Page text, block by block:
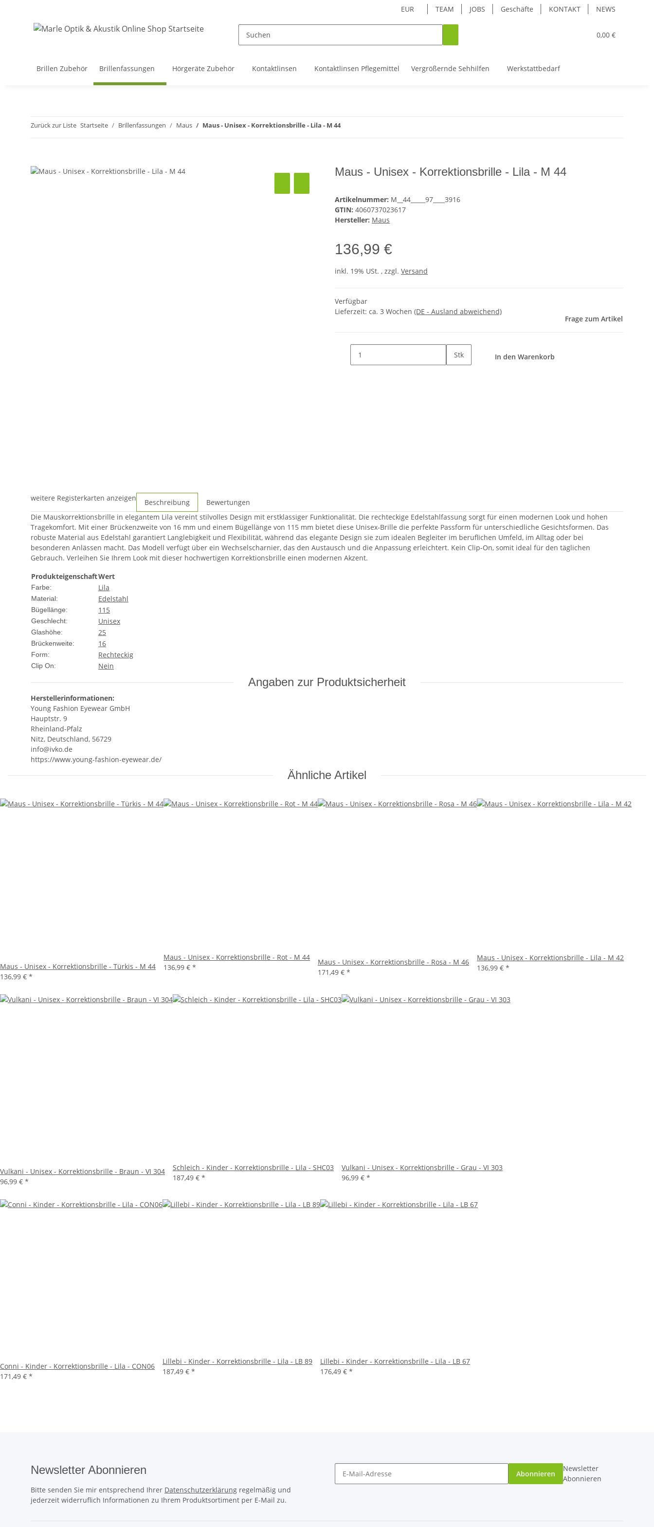
EUR TEAM JOBS Geschäfte KONTAKT NEWS
0,00 €
Brillen Zubehör Brillenfassungen Hörgeräte Zubehör Kontaktlinsen Kontaktlinsen Pflegemittel Vergrößernde Sehhilfen Werkstattbedarf
Zurück zur Liste Startseite Brillenfassungen Maus Maus - Unisex - Korrektionsbrille - Lila - M 44
Maus - Unisex - Korrektionsbrille - Lila - M 44
Artikelnummer: M__44_____97____3916
GTIN: 4060737023617
Hersteller: Maus
136,99 €
inkl. 19% USt. , zzgl. Versand
Verfügbar
Lieferzeit: ca. 3 Wochen (DE - Ausland abweichend)
Frage zum Artikel
Stk In den Warenkorb
weitere Registerkarten anzeigen Beschreibung
Bewertungen
Die Mauskorrektionsbrille in elegantem Lila vereint stilvolles Design mit erstklassiger Funktionalität. Die rechteckige Edelstahlfassung sorgt für einen modernen Look und hohen
Tragekomfort. Mit einer Brückenzweite von 16 mm und einem Bügellänge von 115 mm bietet diese Unisex-Brille die perfekte Passform für unterschiedliche Gesichtsformen. Das
robuste Material aus Edelstahl garantiert Langlebigkeit und Flexibilität, während das elegante Design sie zum idealen Begleiter im beruflichen Umfeld, im Alltag oder bei
besonderen Anlässen macht. Das Modell verfügt über ein Wechselscharnier, das den Austausch und die Anpassung erleichtert. Kein Clip-On, somit ideal für den täglichen
Gebrauch. Verleihen Sie Ihrem Look mit dieser hochwertigen Korrektionsbrille einen modernen Akzent.
ProdukteigenschaftWert
Farbe: Lila
Material: Edelstahl
Bügellänge: 115
Geschlecht: Unisex
Glashöhe: 25
Brückenweite: 16
Form: Rechteckig
Clip On: Nein
Angaben zur Produktsicherheit
Herstellerinformationen:
Young Fashion Eyewear GmbH
Hauptstr. 9
Rheinland-Pfalz
Nitz, Deutschland, 56729
info@ivko.de
https://www.young-fashion-eyewear.de/
Ähnliche Artikel
Maus - Unisex - Korrektionsbrille - Türkis - M 44
136,99 € *
Maus - Unisex - Korrektionsbrille - Rot - M 44
136,99 € *
Maus - Unisex - Korrektionsbrille - Rosa - M 46
171,49 € *
Maus - Unisex - Korrektionsbrille - Lila - M 42
136,99 € *
Vulkani - Unisex - Korrektionsbrille - Braun - VI 304
96,99 € *
Schleich - Kinder - Korrektionsbrille - Lila - SHC03
187,49 € *
Vulkani - Unisex - Korrektionsbrille - Grau - VI 303
96,99 € *
Conni - Kinder - Korrektionsbrille - Lila - CON06
171,49 € *
Lillebi - Kinder - Korrektionsbrille - Lila - LB 89
187,49 € *
Lillebi - Kinder - Korrektionsbrille - Lila - LB 67
176,49 € *
Newsletter Abonnieren
Bitte senden Sie mir entsprechend Ihrer Datenschutzerklärung regelmäßig und
jederzeit widerruflich Informationen zu Ihrem Produktsortiment per E-Mail zu.
Abonnieren
Newsletter
Abonnieren